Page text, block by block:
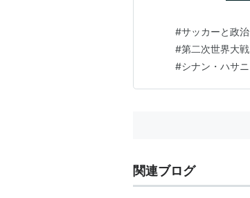
#サッカーと政治
#第二次世界大戦
#シナン・ハサニ
関連ブログ